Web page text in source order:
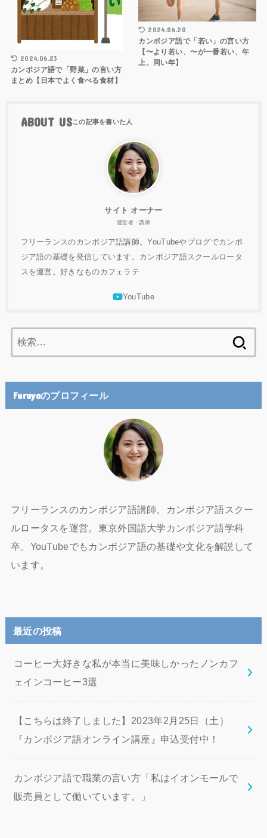
2024.06.23
カンボジア語で「野菜」の言い方
まとめ【日本でよく食べる食材】
2024.06.20
カンボジア語で「若い」の言い方
【〜より若い、〜が一番若い、年
上、同い年】
ABOUT US
サイト オーナー
運営者・講師
フリーランスのカンボジア語講師。YouTubeやブログでカンボ
ジア語の基礎を発信しています。カンボジア語スクールロータ
スを運営。好きなものカフェラテ
索:
Furuyaのプロフィール
フリーランスのカンボジア語講師。カンボジア語スクー
ルロータスを運営。東京外国語大学カンボジア語学科
卒。YouTubeでもカンボジア語の基礎や文化を解説して
います。
最近の投稿
コーヒー大好きな私が本当に美味しかったノンカフ
ェインコーヒー3選
【こちらは終了しました】2023年2月25日（土）
『カンボジア語オンライン講座』申込受付中！
カンボジア語で職業の言い方「私はイオンモールで
販売員として働いています。」